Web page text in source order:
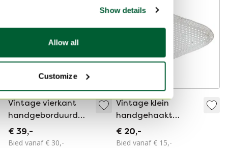
Show details
Allow all
Customize
Vintage vierkant
handgeborduurd
tafelkleed 72 x 72
cm
€ 39,-
Bied vanaf € 30,-
Vintage klein
handgehaakt
tafelkleed 30 x 21
cm
€ 20,-
Bied vanaf € 15,-